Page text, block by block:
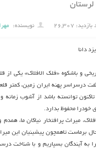
لرستان
۲۶,۳۰۷ نویسنده:
دانا
و باشکوه «فلک الافلاک» یکی
درسراسر پهنه ایران زمین، کمتر
توانسته باشد از آشوب زمانه
خودرا محفوظ بدارد.
میراث پرافتخار نیاکان ما،
برماست تاهمچون پیشینیان این
به آیندگان بسپاریم و با شناخت